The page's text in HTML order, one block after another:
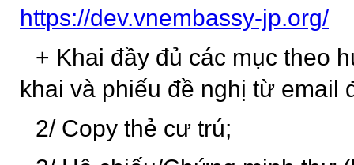
https://dev.vnembassy-jp.org/
+ Khai đầy đủ các mục theo
khai và phiếu đề nghị từ email
2/ Copy thẻ cư trú;